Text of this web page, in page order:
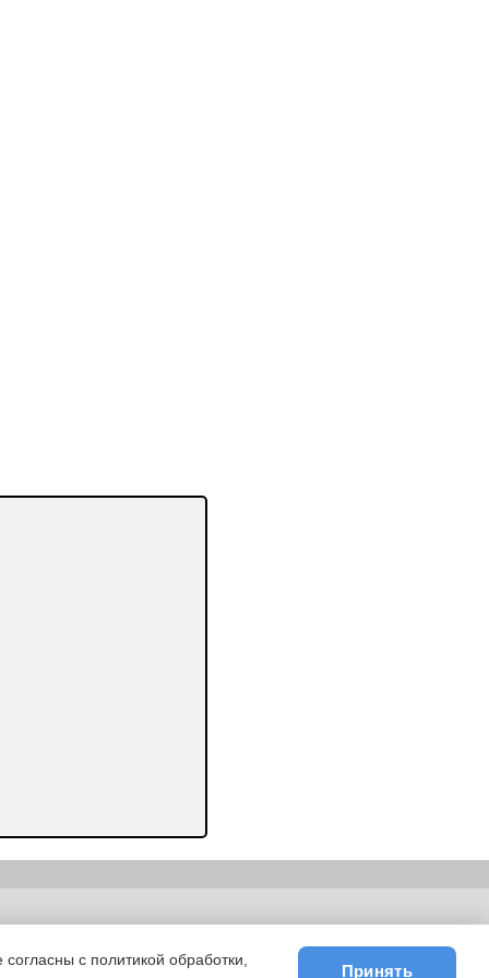
|E-mail
с политикой обработки,
Принять